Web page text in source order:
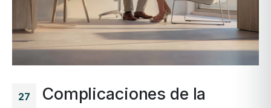
27
Complicaciones de la